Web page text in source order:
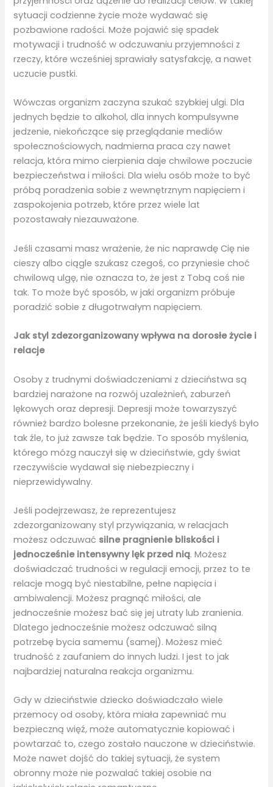
sytuacji codzienne życie może wydawać się
pozbawione radości. Może pojawić się spadek
motywacji i trudność w odczuwaniu przyjemności z
rzeczy, które wcześniej sprawiały satysfakcję, a nawet
uczucie pustki.
Wówczas organizm zaczyna szukać szybkiej ulgi. Dla
jednych będzie to alkohol, dla innych kompulsywne
jedzenie, niekończące się przeglądanie mediów
społecznościowych, nadmierna praca czy nawet
relacja, która mimo cierpienia daje chwilowe poczucie
bezpieczeństwa i miłości. Dla wielu osób może to być
próbą poradzenia sobie z wewnętrznym napięciem i
zaspokojenia potrzeb, które przez wiele lat
pozostawały niezauważone.
Jeśli czasami masz wrażenie, że nic naprawdę Cię nie
cieszy albo ciągle szukasz czegoś, co przyniesie choć
chwilową ulgę, nie oznacza to, że jest z Tobą coś nie
tak. To może być sposób, w jaki organizm próbuje
poradzić sobie z długotrwałym napięciem.
Jak styl zdezorganizowany wpływa na dorosłe życie i
relacje
Osoby z trudnymi doświadczeniami z dzieciństwa są
bardziej narażone na rozwój uzależnień, zaburzeń
lękowych oraz depresji. Depresji może towarzyszyć
również bardzo bolesne przekonanie, że jeśli kiedyś było
tak źle, to już zawsze tak będzie. To sposób myślenia,
którego mózg nauczył się w dzieciństwie, gdy świat
rzeczywiście wydawał się niebezpieczny i
nieprzewidywalny.
Jeśli podejrzewasz, że reprezentujesz
zdezorganizowany styl przywiązania, w relacjach
możesz odczuwać silne pragnienie bliskości i
jednocześnie intensywny lęk przed nią. Możesz
doświadczać trudności w regulacji emocji, przez to te
relacje mogą być niestabilne, pełne napięcia i
ambiwalencji. Możesz pragnąć miłości, ale
jednocześnie możesz bać się jej utraty lub zranienia.
Dlatego jednocześnie możesz odczuwać silną
potrzebę bycia samemu (samej). Możesz mieć
trudność z zaufaniem do innych ludzi. I jest to jak
najbardziej naturalna reakcja organizmu.
Gdy w dzieciństwie dziecko doświadczało wiele
przemocy od osoby, która miała zapewniać mu
bezpieczną więź, może automatycznie kopiować i
powtarzać to, czego zostało nauczone w dzieciństwie.
Może nawet dojść do takiej sytuacji, że system
obronny może nie pozwalać takiej osobie na